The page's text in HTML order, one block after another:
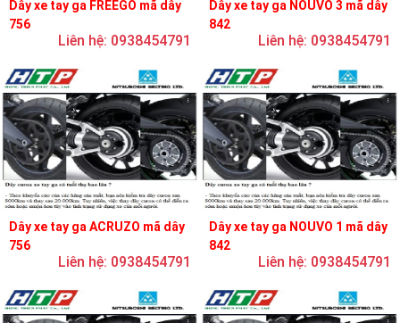
Dây xe tay ga FREEGO mã dây
756
Liên hệ: 0938454791
Dây xe tay ga NOUVO 3 mã dây
842
Liên hệ: 0938454791
Dây xe tay ga ACRUZO mã dây
756
Liên hệ: 0938454791
Dây xe tay ga NOUVO 1 mã dây
842
Liên hệ: 0938454791